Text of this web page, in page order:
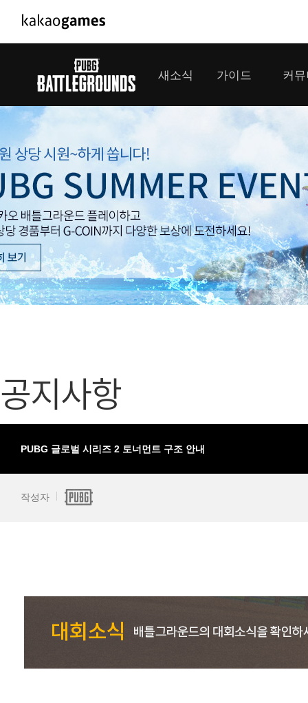
PC/모바일게임
도깨비의세계
아키에이지 워
아레스 : 라이즈 오브 가디언즈
배틀그라
패스 오브
패스 오브
모바일게임
우마무스메 프리티 더비
SMiniz
프렌즈팝콘
프렌즈타운
서비스
내정보
보안센터
새소식
이벤트
업데이트
대회소식
가이드 커
플레이
클랜
모집
공지사항
PUBG 글로벌 시리즈 2 토너먼트 구조 안내
작성자